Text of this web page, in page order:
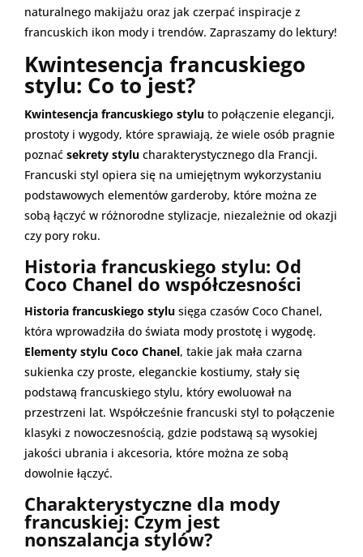
naturalnego makijażu oraz jak czerpać inspiracje z
francuskich ikon mody i trendów. Zapraszamy do lektury!
Kwintesencja francuskiego
stylu: Co to jest?
Kwintesencja francuskiego stylu to połączenie elegancji,
prostoty i wygody, które sprawiają, że wiele osób pragnie
poznać sekrety stylu charakterystycznego dla Francji.
Francuski styl opiera się na umiejętnym wykorzystaniu
podstawowych elementów garderoby, które można ze
sobą łączyć w różnorodne stylizacje, niezależnie od okazji
czy pory roku.
Historia francuskiego stylu: Od
Coco Chanel do współczesności
Historia francuskiego stylu sięga czasów Coco Chanel,
która wprowadziła do świata mody prostotę i wygodę.
Elementy stylu Coco Chanel, takie jak mała czarna
sukienka czy proste, eleganckie kostiumy, stały się
podstawą francuskiego stylu, który ewoluował na
przestrzeni lat. Współcześnie francuski styl to połączenie
klasyki z nowoczesnością, gdzie podstawą są wysokiej
jakości ubrania i akcesoria, które można ze sobą
dowolnie łączyć.
Charakterystyczne dla mody
francuskiej: Czym jest
nonszalancja stylów?